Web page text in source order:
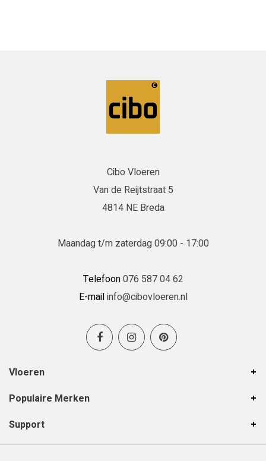
Cibo Vloeren
Van de Reijtstraat 5
4814 NE Breda
Maandag t/m zaterdag 09:00 - 17:00
Telefoon076 587 04 62
E-mailinfo@cibovloeren.nl
Vloeren
Populaire Merken
Support